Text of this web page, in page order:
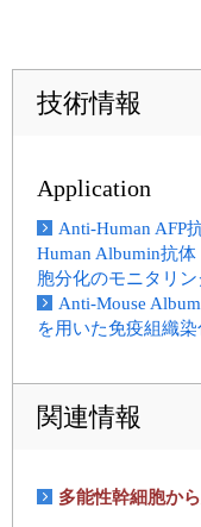
技術情報
Application
Anti-Human AFP
Human Albumin抗
胞分化のモニタリン
Anti-Mouse
を用いた免疫組織染
関連情報
多能性幹細胞か